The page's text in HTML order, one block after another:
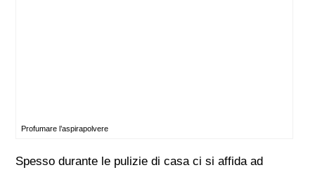
Profumare l’aspirapolvere
Spesso durante le pulizie di casa ci si affida ad